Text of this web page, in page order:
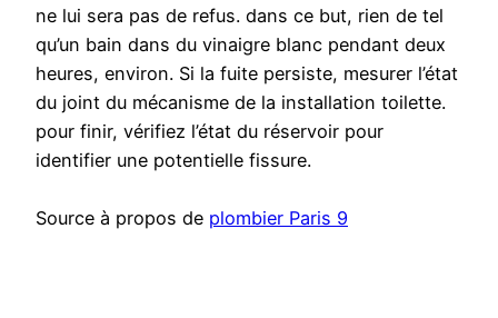
ne lui sera pas de refus. dans ce but, rien de tel
qu’un bain dans du vinaigre blanc pendant deux
heures, environ. Si la fuite persiste, mesurer l’état
du joint du mécanisme de la installation toilette.
pour finir, vérifiez l’état du réservoir pour
identifier une potentielle fissure.
Source à propos de plombier Paris 9